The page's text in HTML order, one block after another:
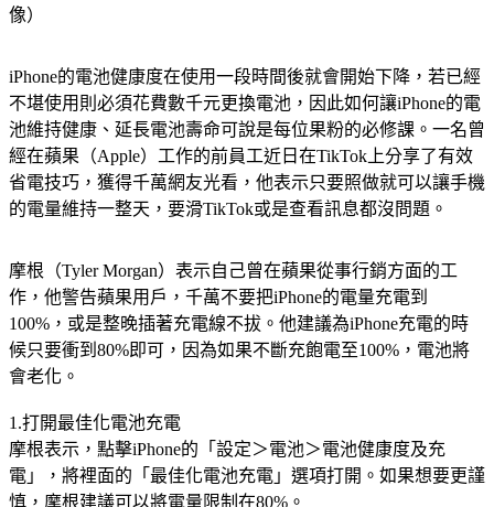
像）
iPhone的電池健康度在使用一段時間後就會開始下降，若已經
不堪使用則必須花費數千元更換電池，因此如何讓iPhone的電
池維持健康、延長電池壽命可說是每位果粉的必修課。一名曾
經在蘋果（Apple）工作的前員工近日在TikTok上分享了有效
省電技巧，獲得千萬網友光看，他表示只要照做就可以讓手機
的電量維持一整天，要滑TikTok或是查看訊息都沒問題。
摩根（Tyler Morgan）表示自己曾在蘋果從事行銷方面的工
作，他警告蘋果用戶，千萬不要把iPhone的電量充電到
100%，或是整晚插著充電線不拔。他建議為iPhone充電的時
候只要衝到80%即可，因為如果不斷充飽電至100%，電池將
會老化。
1.打開最佳化電池充電
摩根表示，點擊iPhone的「設定＞電池＞電池健康度及充
電」，將裡面的「最佳化電池充電」選項打開。如果想要更謹
慎，摩根建議可以將電量限制在80%。